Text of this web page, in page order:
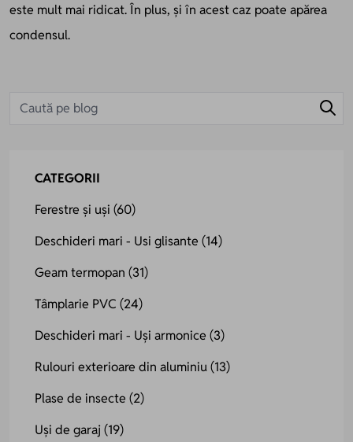
este mult mai ridicat. În plus, și în acest caz poate apărea
condensul.
CATEGORII
Ferestre și uși (60)
Deschideri mari - Usi glisante (14)
Geam termopan (31)
Tâmplarie PVC (24)
Deschideri mari - Uși armonice (3)
Rulouri exterioare din aluminiu(13)
Plase de insecte (2)
Uși de garaj(19)